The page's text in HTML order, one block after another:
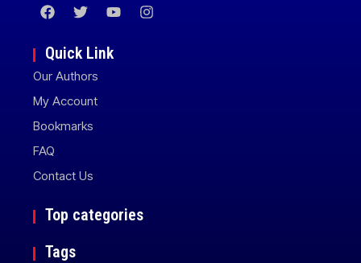
Quick Link
Our Authors
My Account
Bookmarks
FAQ
Contact Us
Top categories
Tags